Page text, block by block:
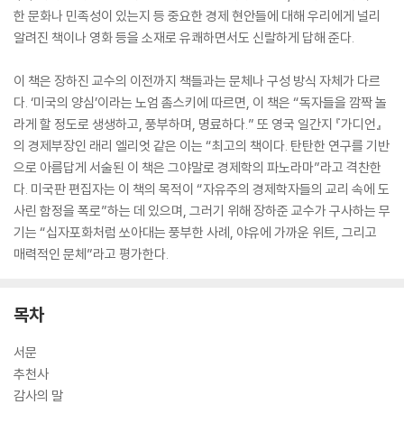
한 문화나 민족성이 있는지 등 중요한 경제 현안들에 대해 우리에게 널리
알려진 책이나 영화 등을 소재로 유쾌하면서도 신랄하게 답해 준다.
이 책은 장하진 교수의 이전까지 책들과는 문체나 구성 방식 자체가 다르
다. ‘미국의 양심’이라는 노엄 촘스키에 따르면, 이 책은 “독자들을 깜짝 놀
라게 할 정도로 생생하고, 풍부하며, 명료하다.” 또 영국 일간지 『가디언』
의 경제부장인 래리 엘리엇 같은 이는 “최고의 책이다. 탄탄한 연구를 기반
으로 아름답게 서술된 이 책은 그야말로 경제학의 파노라마”라고 격찬한
다. 미국판 편집자는 이 책의 목적이 “자유주의 경제학자들의 교리 속에 도
사린 함정을 폭로”하는 데 있으며, 그러기 위해 장하준 교수가 구사하는 무
기는 “십자포화처럼 쏘아대는 풍부한 사례, 야유에 가까운 위트, 그리고
매력적인 문체”라고 평가한다.
목차
서문
추천사
감사의 말